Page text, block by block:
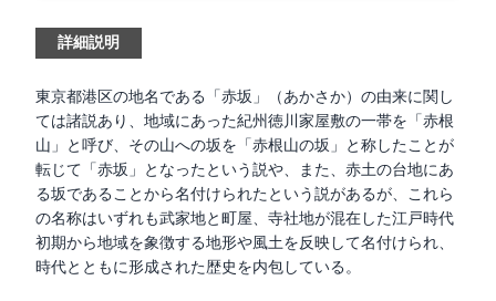
詳細説明
東京都港区の地名である「赤坂」（あかさか）の由来に関し
ては諸説あり、地域にあった紀州徳川家屋敷の一帯を「赤根
山」と呼び、その山への坂を「赤根山の坂」と称したことが
転じて「赤坂」となったという説や、また、赤土の台地にあ
る坂であることから名付けられたという説があるが、これら
の名称はいずれも武家地と町屋、寺社地が混在した江戸時代
初期から地域を象徴する地形や風土を反映して名付けられ、
時代とともに形成された歴史を内包している。